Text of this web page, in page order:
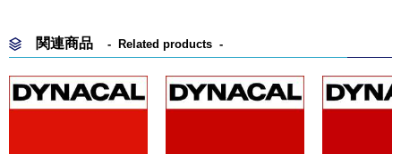
関連商品 Related products